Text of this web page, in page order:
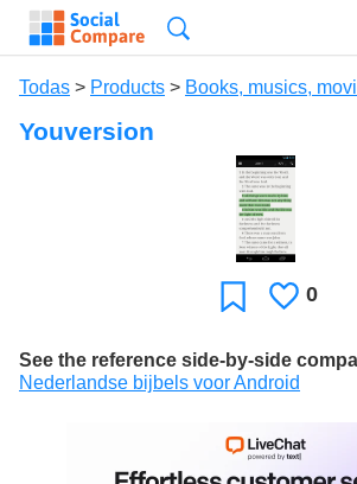
Todas > Products > Books, musics,
Youversion
Favoritos
Le
0
See the reference side-by-side
Nederlandse bijbels voor Android